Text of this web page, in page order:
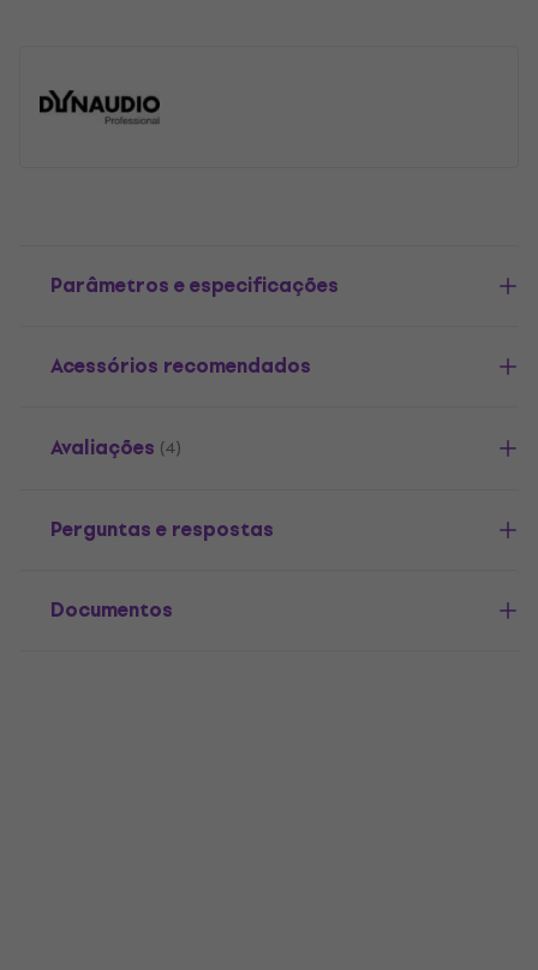
Parâmetros e especificações
Acessórios recomendados
Avaliações (4)
Perguntas e respostas
Documentos